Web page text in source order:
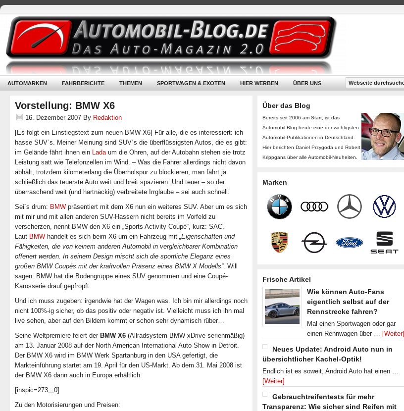
AUTOMARKEN FAHRBERICHTE THEMEN SPORTWAGEN & EXOTEN HIER WERBEN ÜBER UNS
Vorstellung: BMW X6
16. Dezember 2007 By Redaktion
[Es folgt ein Einstiegstext zum neuen BMW X6] Für alle, die es interessiert: ich
hasse SUV´s. Meiner Meinung sind SUV´s die überflüssigsten Autos, die es gibt:
im Gelände fährt ihnen ein Ladaum die Ohren, auf der Autobahn stehen sie trotz
Leistung satt wie Telefonzellen im Wind. – Was die Fahrer allerdings nicht davon
abhält, trotzdem kilometerlang die Überholspur zu blockieren, man fährt ja
schließlich das teuerste Auto weit und breit spazieren. Und teuer – so der
überraschend weit (und hartnäckig) verbreitete Irrglaube – sei auch schnell.
Sei´s drum: BMW präsentiert mit dem X6 nun ein weiteres SUV. Aber um es sich
mit mir und mit allen anderen SUV-Hassern nicht bereits im Vorfeld zu
verscherzen, nennt BMW den X6 ein „Sports Activity Coupé“, kurz: SAC.
Laut BMW handelt es sich beim X6 um ein Fahrzeug mit „Eigenschaften und
Fähigkeiten, die von keinem anderen Automobil in vergleichbarer Kombination
offeriert werden. In seinem Design mischt sich die sportliche Eleganz eines
großen BMW Coupés mit der kraftvollen Präsenz eines BMW X Modells“. Will
sagen: BMW hat die Bodengruppe eines SUV genommen und eine Coupé-
Karosserie drauf gepfropft.
Und ich muss zugeben: irgendwie hat der Wagen was. Ich bin mir allerdings noch
nicht 100%-ig sicher, ob das positiv oder negativ ist. Vielleicht muss ich ihn mal
live sehen, aber auf den Bildern kommt er schon sehr dynamisch rüber…
Seine Weltpremiere feiert der BMW X6 (Allradsystem BMW xDrive serienmäßig)
am 13. Januar 2008 auf der North American International Auto Show in Detroit.
Der BMW X6 wird im BMW Werk Spartanburg in den USA gefertigt, die
Markteinführung startet am 19. April für den US-Markt. Ab dem 31. Mai 2008 ist
der BMW X6 dann auch in Europa erhältlich.
[inspic=273,,,0]
Zu den Motorisierungen und Preisen:
Über das Blog
Bereits seit 2006 am Start, ist das
Automobil-Blog heute eine der wichtigsten
Automobil-Publikationen in Deutschland.
Hier berichten Daniel Przygoda und Robert
Krippgans über alle Automobil-Neuheiten.
Marken
Frische Artikel
Wie können Auto-Fans
eigentlich selbst auf der
Rennstrecke fahren?
Mal einen Sportwagen oder gar
einen Rennwagen über … [Weiter]
Neues Update: Android Auto nun in
übersichtlicher Kachel-Optik!
Endlich ist es soweit, Android Auto hat einen …
[Weiter]
Gebrauchtreifentests für mehr
Transparenz: Wie sicher sind Reifen mit